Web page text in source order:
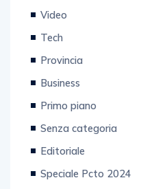
Video
Tech
Provincia
Business
Primo piano
Senza categoria
Editoriale
Speciale Pcto 2024